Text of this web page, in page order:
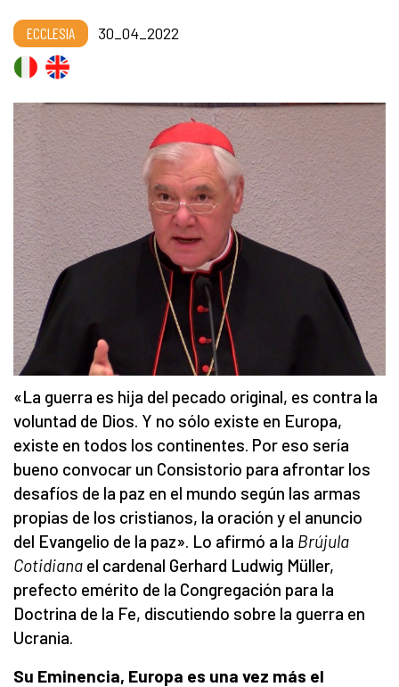
ECCLESIA 30_04_2022
«La guerra es hija del pecado original, es contra la
voluntad de Dios. Y no sólo existe en Europa,
existe en todos los continentes. Por eso sería
bueno convocar un Consistorio para afrontar los
desafíos de la paz en el mundo según las armas
propias de los cristianos, la oración y el anuncio
del Evangelio de la paz». Lo afirmó a la Brújula
Cotidiana el cardenal Gerhard Ludwig Müller,
prefecto emérito de la Congregación para la
Doctrina de la Fe, discutiendo sobre la guerra en
Ucrania.
Su Eminencia, Europa es una vez más el